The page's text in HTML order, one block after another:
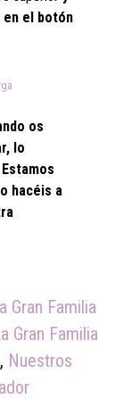
en el botón
os
lo
hacéis a
Gran Familia
Gran Familia
, Nuestros